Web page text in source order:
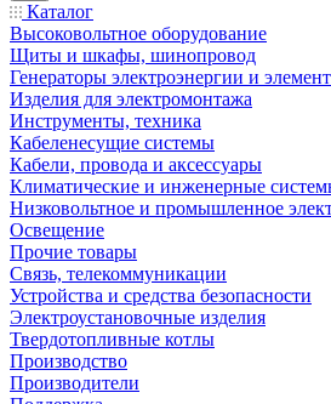
Каталог
Высоковольтное оборудование
Щиты и шкафы, шинопровод
Генераторы электроэнергии и
Изделия для электромонтажа
Инструменты, техника
Кабеленесущие системы
Кабели, провода и аксессуары
Климатические и инженерные
Низковольтное и промышленное
Освещение
Прочие товары
Связь, телекоммуникации
Устройства и средства безопасности
Электроустановочные изделия
Твердотопливные котлы
Производство
Производители